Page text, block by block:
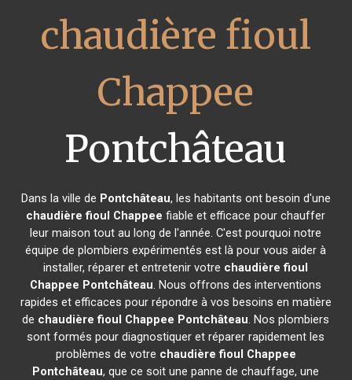
chaudière fioul
Chappee
Pontchâteau
Dans la ville de Pontchâteau, les habitants ont besoin d'une
chaudière fioul Chappee fiable et efficace pour chauffer
leur maison tout au long de l'année. C'est pourquoi notre
équipe de plombiers expérimentés est là pour vous aider à
installer, réparer et entretenir votre chaudière fioul
Chappee Pontchâteau. Nous offrons des interventions
rapides et efficaces pour répondre à vos besoins en matière
de chaudière fioul Chappee Pontchâteau. Nos plombiers
sont formés pour diagnostiquer et réparer rapidement les
problèmes de votre chaudière fioul Chappee
Pontchâteau, que ce soit une panne de chauffage, une